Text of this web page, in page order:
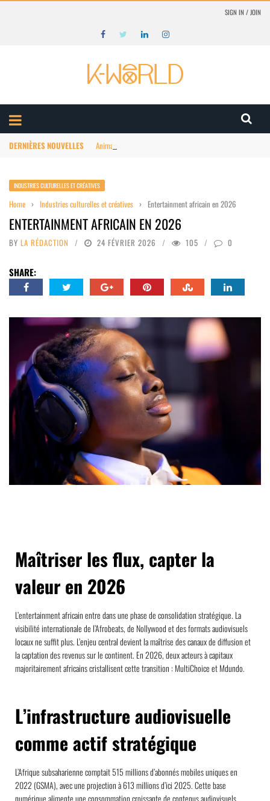
SIGN IN / JOIN
DERNIÈRES NOUVELLES Animation Afrique : structuration du marché
INDUSTRIES CULTURELLES ET CRÉATIVES
Home › Industries culturelles et créatives › Entertainment africain en 2026
ENTERTAINMENT AFRICAIN EN 2026
BY LA RÉDACTION 24 FÉVRIER 2026 105 0
SHARE:
Maîtriser les flux, capter la
valeur en 2026
L’entertainment africain entre dans une phase de consolidation stratégique. La
visibilité internationale de l’Afrobeats, de Nollywood et des formats audiovisuels
locaux ne suffit plus. L’enjeu central devient la maîtrise des canaux de diffusion et
la captation des revenus sur le continent. En 2026, deux acteurs à capitaux
majoritairement africains cristallisent cette transition : MultiChoice et Mdundo.
L’infrastructure audiovisuelle
comme actif stratégique
L’Afrique subsaharienne comptait 515 millions d’abonnés mobiles uniques en
2022 (GSMA), avec une projection à 613 millions d’ici 2025. Cette base